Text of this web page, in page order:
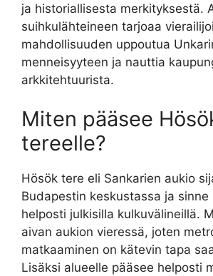
ja historiallisesta merkityksestä.
suihkulähteineen tarjoaa
mahdollisuuden uppoutua
menneisyyteen ja nauttia
arkkitehtuurista.
Miten pääsee
tereelle?
Hösök tere eli Sankarien aukio
Budapestin keskustassa ja sinne
helposti julkisilla kulkuvälineillä.
aivan aukion vieressä, joten
matkaaminen on kätevin tapa
Lisäksi alueelle pääsee helposti